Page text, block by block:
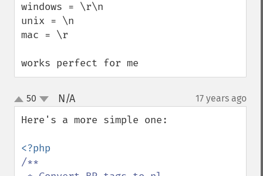
windows = \r\n
unix = \n
mac = \r
works perfect for me
up
down
50 N/A¶ 17 years ago
Here's a more simple one:
/**